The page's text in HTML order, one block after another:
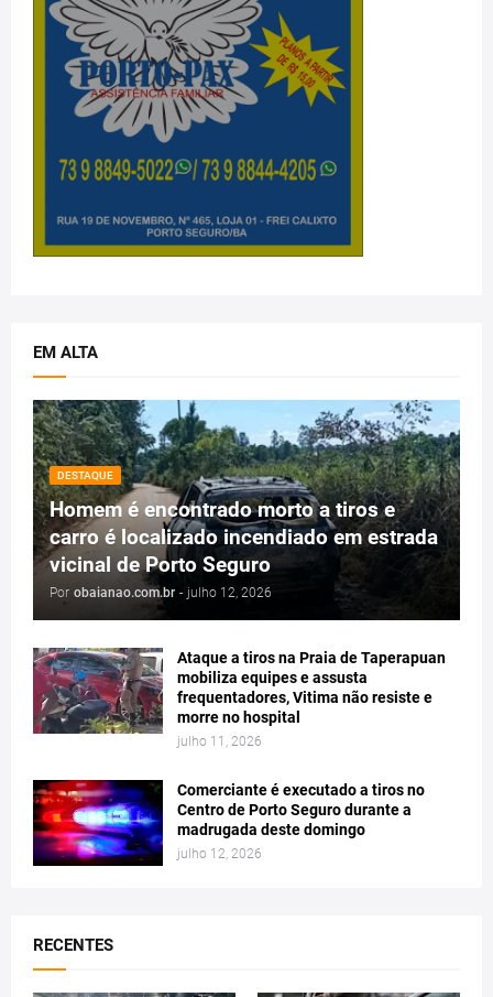
EM ALTA
DESTAQUE
Homem é encontrado morto a tiros e
carro é localizado incendiado em estrada
vicinal de Porto Seguro
Por obaianao.com.br - julho 12, 2026
Ataque a tiros na Praia de Taperapuan
mobiliza equipes e assusta
frequentadores, Vitima não resiste e
morre no hospital
julho 11, 2026
Comerciante é executado a tiros no
Centro de Porto Seguro durante a
madrugada deste domingo
julho 12, 2026
RECENTES